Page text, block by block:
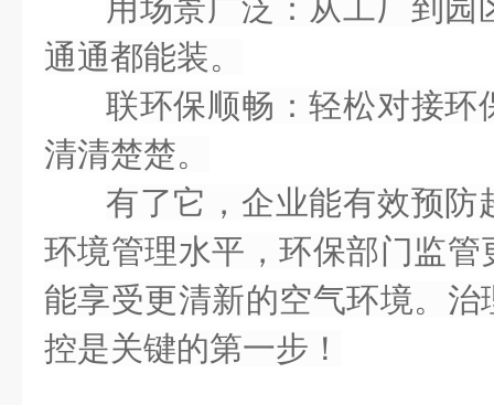
用场景广泛 ：从工厂到
通通都能装。
联环保顺畅 ：轻松对接
清清楚楚。
有了它，企业能有效预防
环境管理水平，环保部门监
能享受更清新的空气环境。 治
控是关键的第一步！